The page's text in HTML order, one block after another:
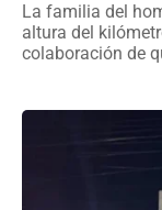
La familia del
altura del
colaboración de